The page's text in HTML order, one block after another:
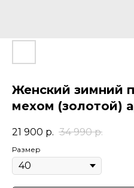
Женский зимний
мехом (золотой)
21 900 р. 34 990 р.
Размер